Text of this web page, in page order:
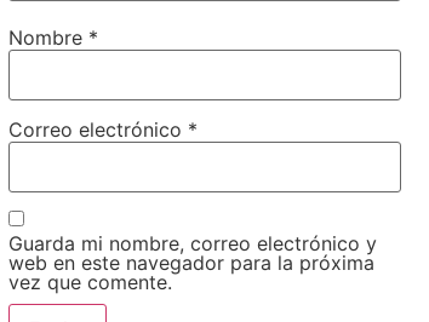
Nombre *
Correo electrónico *
Guarda mi nombre, correo electrónico y
web en este navegador para la próxima
vez que comente.